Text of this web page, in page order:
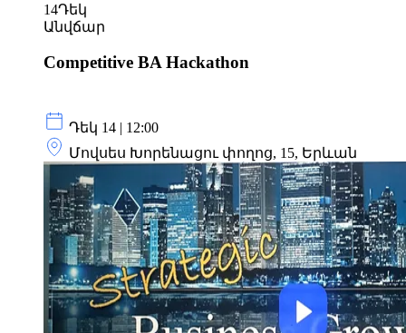
14Դեկ
Անվճար
Competitive BA Hackathon
Դեկ 14 | 12:00
Մովսես Խորենացու փողոց, 15, Երևան